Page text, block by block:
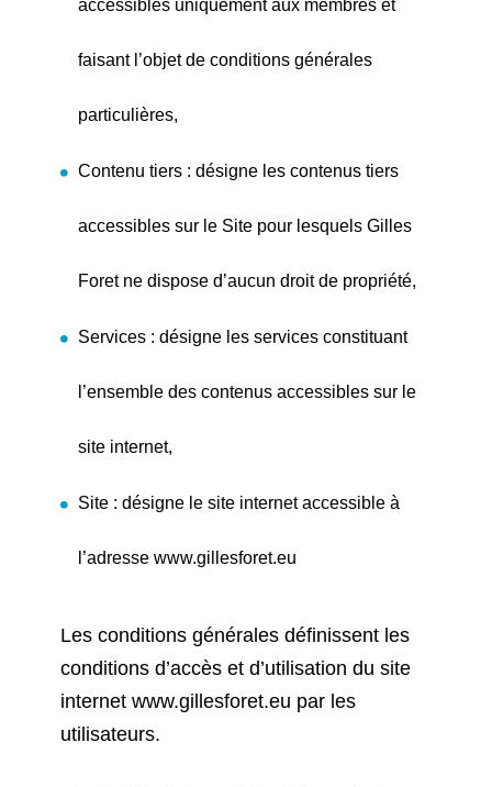
accessibles uniquement aux membres et
faisant l’objet de conditions générales
particulières,
Contenu tiers : désigne les contenus tiers
accessibles sur le Site pour lesquels Gilles
Foret ne dispose d’aucun droit de propriété,
Services : désigne les services constituant
l’ensemble des contenus accessibles sur le
site internet,
Site : désigne le site internet accessible à
l’adresse www.gillesforet.eu
Les conditions générales définissent les
conditions d’accès et d’utilisation du site
internet www.gillesforet.eu par les
utilisateurs.